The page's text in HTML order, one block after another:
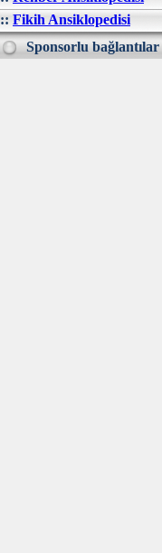
:: Fikih Ansiklopedisi
Sponsorlu bağlantılar